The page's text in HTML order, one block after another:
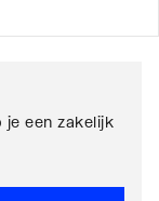
je een zakelijk